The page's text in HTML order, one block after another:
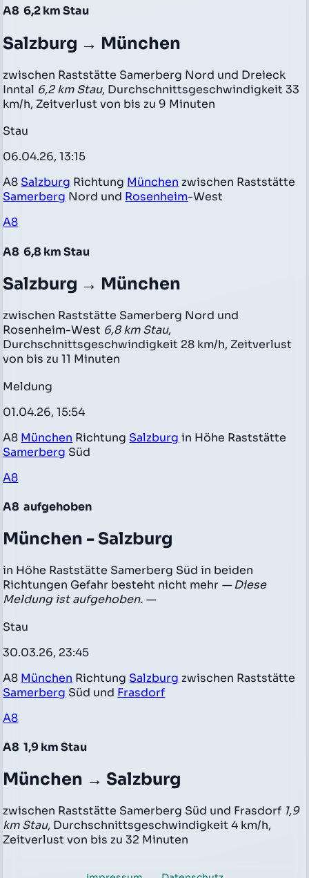
A8 6,2 km Stau
Salzburg → München
zwischen Raststätte Samerberg Nord und Dreieck
Inntal 6,2 km Stau, Durchschnittsgeschwindigkeit 33
km/h, Zeitverlust von bis zu 9 Minuten
Stau
06.04.26, 13:15
A8 Salzburg Richtung München zwischen Raststätte
Samerberg Nord und Rosenheim-West
A8
A8 6,8 km Stau
Salzburg → München
zwischen Raststätte Samerberg Nord und
Rosenheim-West 6,8 km Stau,
Durchschnittsgeschwindigkeit 28 km/h, Zeitverlust
von bis zu 11 Minuten
Meldung
01.04.26, 15:54
A8 München Richtung Salzburg in Höhe Raststätte
Samerberg Süd
A8
A8 aufgehoben
München - Salzburg
in Höhe Raststätte Samerberg Süd in beiden
Richtungen Gefahr besteht nicht mehr — Diese
Meldung ist aufgehoben. —
Stau
30.03.26, 23:45
A8 München Richtung Salzburg zwischen Raststätte
Samerberg Süd und Frasdorf
A8
A8 1,9 km Stau
München → Salzburg
zwischen Raststätte Samerberg Süd und Frasdorf 1,9
km Stau, Durchschnittsgeschwindigkeit 4 km/h,
Zeitverlust von bis zu 32 Minuten